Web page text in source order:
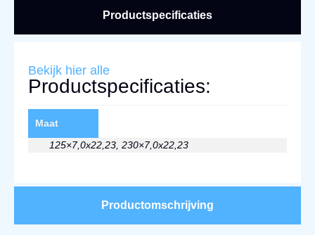
Productspecificaties
Productomschrijving
Bekijk hier alle
Productspecificaties:
Maat
125×7,0x22,23, 230×7,0x22,23